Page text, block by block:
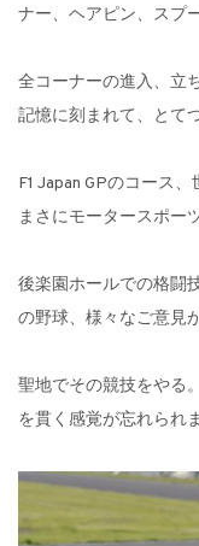
ナー、ヘアピン、スプ
全コーナーの進入、立
記憶に刻まれて、とて
F1 Japan GPのコース
まさにモータースポー
後楽園ホールでの格闘
の野球、様々なご意見
聖地でその競技をやる
を貫く感覚が忘れられ